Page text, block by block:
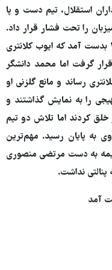
استقلال، تیم دست و پا
را تحت فشار قرار داد.
شاید بهترین موقعیت نساجی در دقیقه ۳۵ بدست آمد که ایوب کلانتری
گرفت اما محمد دانشگر
رساند و مانع گلزنی او
را به نمایش گذاشتند و
کردند اما تلاش دو تیم
به پایان رسید. مهم‌ترین
به دست مرتضی منصوری
پنالتی نداشت.
آمد